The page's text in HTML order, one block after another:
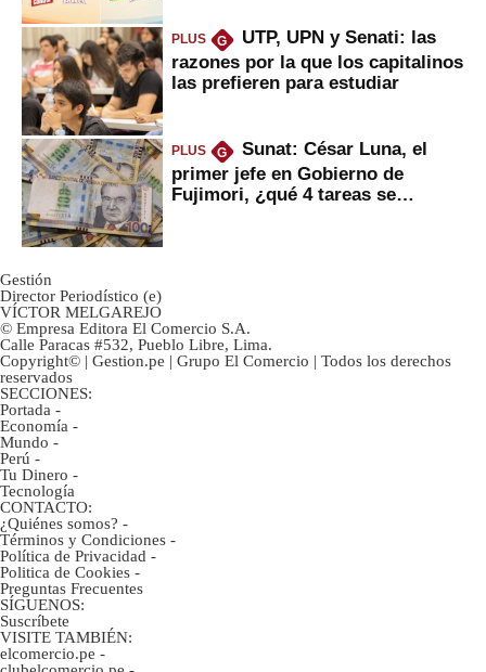
PLUS G
UTP, UPN y Senati: las
razones por la que los capitalinos
las prefieren para estudiar
PLUS G
Sunat: César Luna, el
primer jefe en Gobierno de
Fujimori, ¿qué 4 tareas se
Gestión
Director Periodístico (e)
VÍCTOR MELGAREJO
© Empresa Editora El Comercio S.A.
Calle Paracas #532, Pueblo Libre, Lima.
Copyright© | Gestion.pe | Grupo El Comercio | Todos los derechos
reservados
SECCIONES:
Portada -
Economía -
Mundo -
Perú -
Tu Dinero -
Tecnología
CONTACTO:
¿Quiénes somos? -
Términos y Condiciones -
Política de Privacidad -
Politica de Cookies -
Preguntas Frecuentes
SÍGUENOS:
Suscríbete
VISITE TAMBIÉN:
elcomercio.pe -